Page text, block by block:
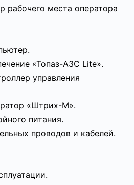
рабочего места оператора
«Топаз-АЗС Lite».
управления
«Штрих-М».
питания.
проводов и кабелей.